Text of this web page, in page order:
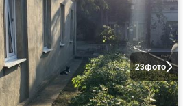
23фото